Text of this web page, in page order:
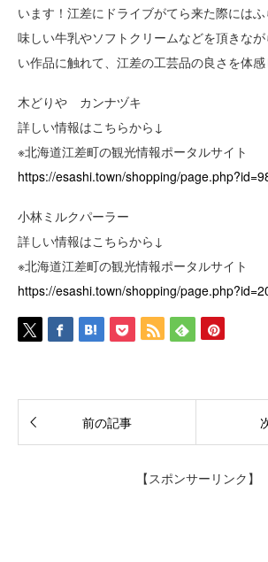
います！江差にドライブがてら来た際には
味しい牛乳やソフトクリームなどを頂きな
い作品に触れて、江差の工芸品の良さを体
木どりや カンナヅキ
詳しい情報はこちらから↓
※北海道江差町の観光情報ポータルサイト
https://esashi.town/shopping/
小林ミルクパーラー
詳しい情報はこちらから↓
※北海道江差町の観光情報ポータルサイト
https://esashi.town/shopping/
前の記事
【スポンサーリンク】